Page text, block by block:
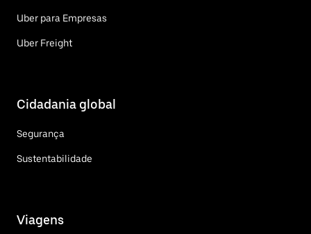
Uber para Empresas
Uber Freight
Cidadania global
Segurança
Sustentabilidade
Viagens